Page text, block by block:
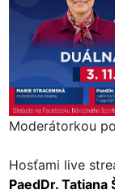
Moderátorkou
Hosťami live
PaedDr.